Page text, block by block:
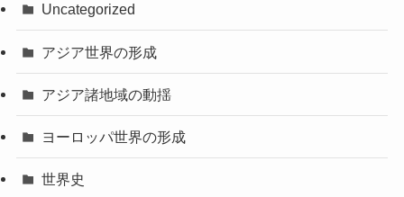
Uncategorized
アジア世界の形成
アジア諸地域の動揺
ヨーロッパ世界の形成
世界史